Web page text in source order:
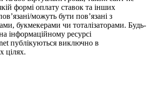
формі оплату ставок та інших
можуть бути пов’язані з
букмекерами чи тоталізаторами. Будь-
інформаційному ресурсі
публікуються виключно в
цілях.